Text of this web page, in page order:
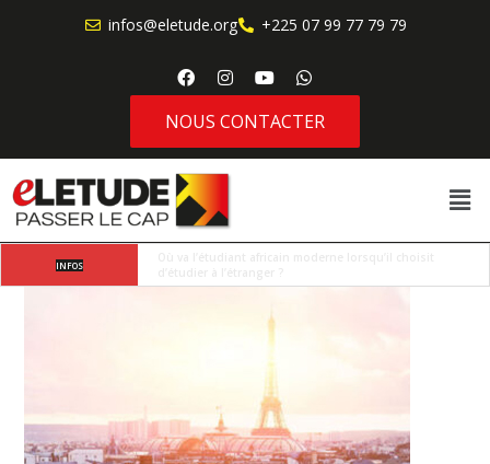
infos@eletude.org +225 07 99 77 79 79
NOUS CONTACTER
INFOS